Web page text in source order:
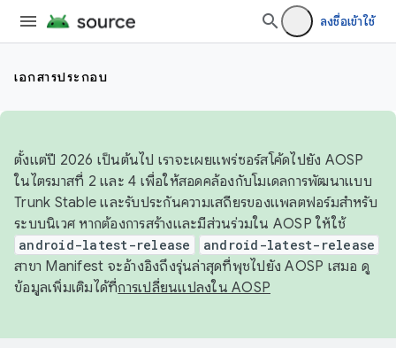
ลงชื่อเข้าใช้
เอกสารประกอบ
ตั้งแต่ปี 2026 เป็นต้นไป เราจะเผยแพร่ซอร์สโค้ดไปยัง AOSP
ในไตรมาสที่ 2 และ 4 เพื่อให้สอดคล้องกับโมเดลการพัฒนาแบบ
Trunk Stable และรับประกันความเสถียรของแพลตฟอร์มสำหรับ
ระบบนิเวศ หากต้องการสร้างและมีส่วนร่วมใน AOSP ให้ใช้
android-latest-release android-latest-release
สาขา Manifest จะอ้างอิงถึงรุ่นล่าสุดที่พุชไปยัง AOSP เสมอ ดู
ข้อมูลเพิ่มเติมได้ที่การเปลี่ยนแปลงใน AOSP